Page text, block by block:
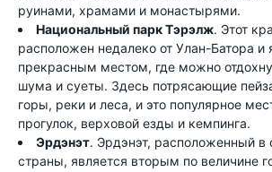
руинами, храмами и монастырями.
Национальный парк Тэрэлж. Этот
расположен недалеко от Улан-Батора и
прекрасным местом, где можно
шума и суеты. Здесь потрясающие
горы, реки и леса, и это популярное
прогулок, верховой езды и кемпинга.
Эрдэнэт. Эрдэнэт, расположенный в
страны, является вторым по величине